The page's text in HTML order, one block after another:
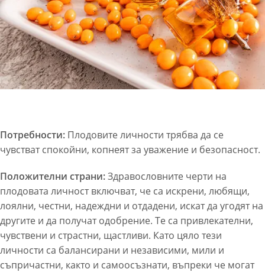
Потребности: Плодовите личности трябва да се
чувстват спокойни, копнеят за уважение и безопасност.
Положителни страни:Здравословните черти на
плодовата личност включват, че са искрени, любящи,
лоялни, честни, надеждни и отдадени, искат да угодят на
другите и да получат одобрение. Те са привлекателни,
чувствени и страстни, щастливи. Като цяло тези
личности са балансирани и независими, мили и
съпричастни, както и самоосъзнати, въпреки че могат